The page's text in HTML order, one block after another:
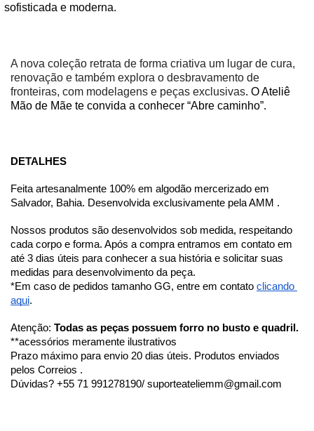
sofisticada e moderna.
A nova coleção retrata de forma criativa um lugar de cura,
renovação e também explora o desbravamento de
fronteiras, com modelagens e peças exclusivas. O Ateliê
Mão de Mãe te convida a conhecer “Abre caminho”.
DETALHES
Feita artesanalmente 100% em algodão mercerizado em
Salvador, Bahia. Desenvolvida exclusivamente pela AMM .
Nossos produtos são desenvolvidos sob medida, respeitando
cada corpo e forma. Após a compra entramos em contato em
até 3 dias úteis para conhecer a sua história e solicitar suas
medidas para desenvolvimento da peça.
*Em caso de pedidos tamanho GG, entre em contato clicando
aqui.
Atenção: Todas as peças possuem forro no busto e quadril.
**acessórios meramente ilustrativos
Prazo máximo para envio 20 dias úteis. Produtos enviados
pelos Correios .
Dúvidas? +55 71 991278190/ suporteateliemm@gmail.com